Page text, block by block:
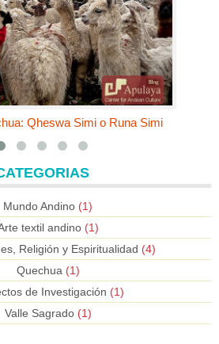
Qheswa Simi o Runa Simi
Mundo Andino (1)
textil andino(1)
Religión y Espiritualidad (4)
Quechua (1)
de Investigación (1)
Valle Sagrado(1)